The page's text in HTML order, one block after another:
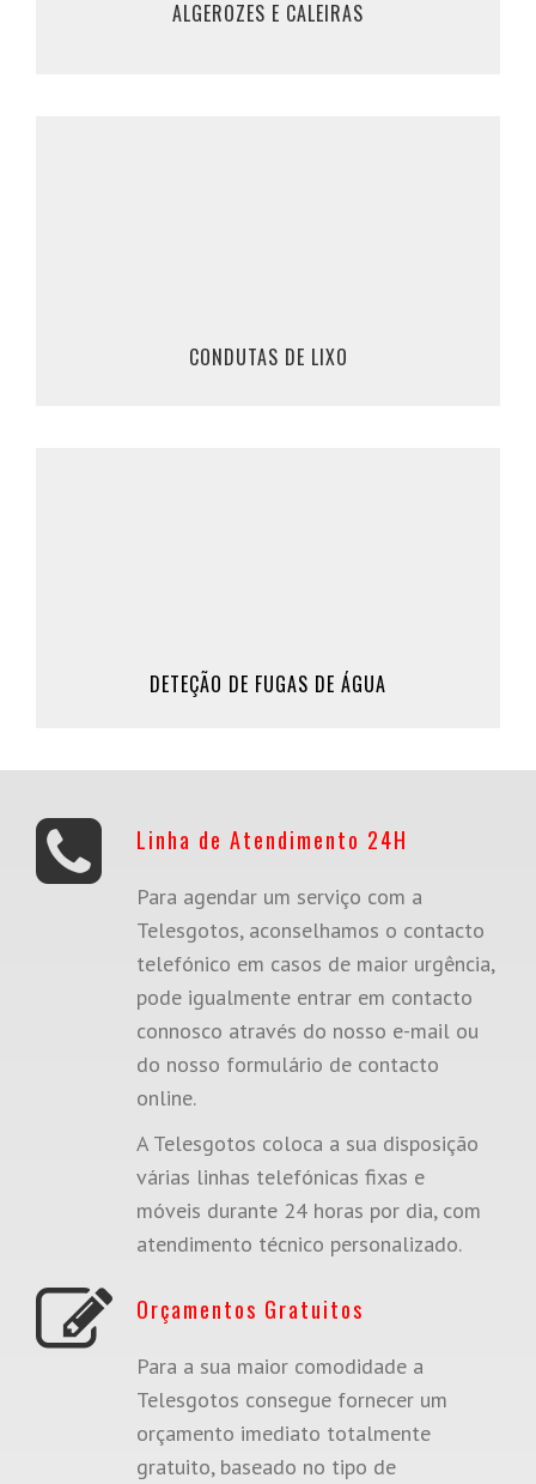
ALGEROZES E CALEIRAS
CONDUTAS DE LIXO
SABER MAIS
DETEÇÃO DE FUGAS DE ÁGUA
Saber Mais
Linha de Atendimento 24H
Para agendar um serviço com a
Telesgotos, aconselhamos o contacto
telefónico em casos de maior urgência,
pode igualmente entrar em contacto
connosco através do nosso e-mail ou
do nosso formulário de contacto
online.
A Telesgotos coloca a sua disposição
várias linhas telefónicas fixas e
móveis durante 24 horas por dia, com
atendimento técnico personalizado.
Orçamentos Gratuitos
Para a sua maior comodidade a
Telesgotos consegue fornecer um
orçamento imediato totalmente
gratuito, baseado no tipo de